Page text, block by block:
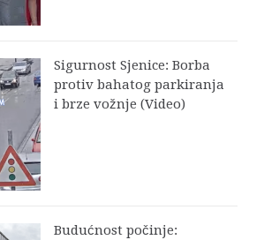
Sigurnost Sjenice: Borba
protiv bahatog parkiranja
i brze vožnje (Video)
Budućnost počinje: